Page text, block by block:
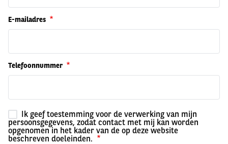
E-mailadres
Telefoonnummer
Ik geef toestemming voor de verwerking van mijn
persoonsgegevens, zodat contact met mij kan worden
opgenomen in het kader van de op deze website
beschreven doeleinden.